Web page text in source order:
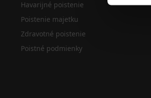
Havarijné poistenie
Poistenie majetku
Zdravotné poistenie
Poistné podmienky